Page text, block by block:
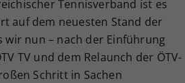
Tennisverband ist es
auf dem neuesten Stand der
wir nun – nach der Einführung
TV und dem Relaunch der ÖTV-
Schritt in Sachen